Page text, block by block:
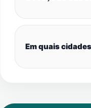
Em quais